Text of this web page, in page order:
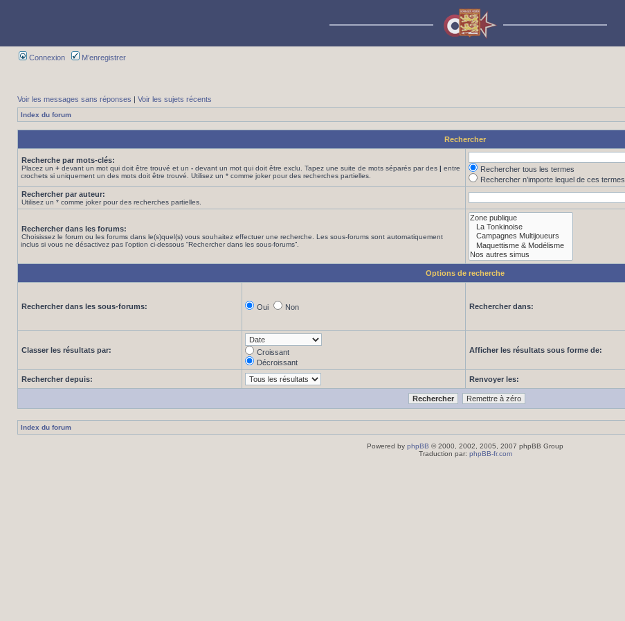
Connexion M’enregistrer
Voir les messages sans réponses | Voir les sujets récents
Index du forum
Rechercher
Recherche par mots-clés:
Placez un + devant un mot qui doit être trouvé et un - devant un mot qui doit être exclu. Tapez une suite de mots séparés par des | entre
crochets si uniquement un des mots doit être trouvé. Utilisez un * comme joker pour des recherches partielles.
Rechercher tous les termes
Rechercher n’importe lequel de ces termes
Rechercher par auteur:
Utilisez un * comme joker pour des recherches partielles.
Rechercher dans les forums:
Choisissez le forum ou les forums dans le(s)quel(s) vous souhaitez effectuer une recherche. Les sous-forums sont automatiquement
inclus si vous ne désactivez pas l’option ci-dessous “Rechercher dans les sous-forums”.
Options de recherche
Rechercher dans les sous-forums: Oui Non Rechercher dans:
Classer les résultats par:
Croissant
Décroissant
Afficher les résultats sous forme de:
Rechercher depuis: Renvoyer les:
Index du forum
Powered by phpBB © 2000, 2002, 2005, 2007 phpBB Group
Traduction par: phpBB-fr.com